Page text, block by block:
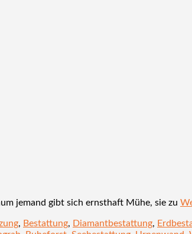
jemand gibt sich ernsthaft Mühe, sie zu
, Bestattung, Diamantbestattung,